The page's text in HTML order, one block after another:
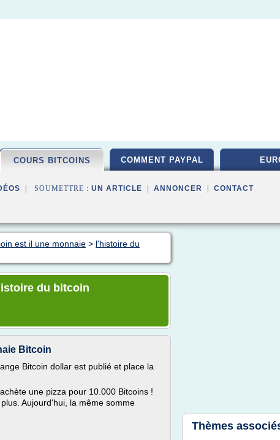
COURS BITCOINS COMMENT PAYPAL
| SOUMETTRE : UN ARTICLE ANNONCER CONTACT
est il une monnaie > l'histoire du
du bitcoin
Bitcoin
Bitcoin dollar est publié et place la
une pizza pour 10.000 Bitcoins !
Aujourd'hui, la même somme
Thèmes